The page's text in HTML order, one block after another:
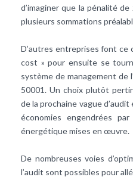
d’imaginer que la pénalité
plusieurs sommations
D’autres entreprises font ce
cost » pour ensuite se
système de management de
50001. Un choix plutôt
de la prochaine vague
économies engendrées
énergétique mises en œuvre.
De nombreuses voies
l’audit sont possibles pour